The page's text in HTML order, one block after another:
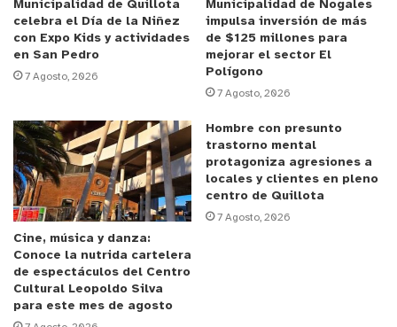
febrero, las oficinas TNE ubicadas en Valparaíso y
Viña del Mar contarán con un módulo especial para
la toma de fotografías y lo mismo ocurrirá en el
módulo TNE ubicado en la oficina de Junaeb de
Villa Alemana. Por eso, invitamos a los jóvenes a
revisar las direcciones y horarios de atención en
nuestra página web y concurrir cuanto antes a
sacarse la foto”.
Durante el mes de enero varias casas de estudios
de la región contaron con módulos TNE para sacar
la fotografía a los estudiantes que se estaban
matriculando, pero en muchos casos este trámite
se realizó de manera online, por lo que hay
Municipalidad de Quillota
celebra el Día de la Niñez
con Expo Kids y actividades
en San Pedro
7 Agosto, 2026
Municipalidad de Nogales
impulsa inversión de más
de $125 millones para
mejorar el sector El
Polígono
7 Agosto, 2026
Cine, música y danza:
Conoce la nutrida cartelera
de espectáculos del Centro
Cultural Leopoldo Silva
para este mes de agosto
Hombre con presunto
trastorno mental
protagoniza agresiones a
locales y clientes en pleno
centro de Quillota
7 Agosto, 2026